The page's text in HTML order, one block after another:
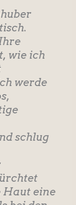
wie ich
werde
schlug
Haut eine